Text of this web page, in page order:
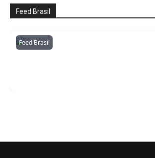
Feed Brasil
Feed BrasilAmazonianarede
1053